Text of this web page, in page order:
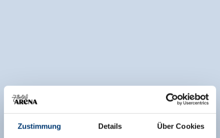
Zustimmung Details Über Cookies